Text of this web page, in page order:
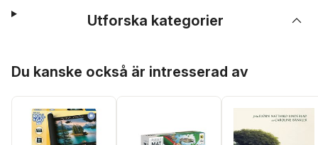
Utforska kategorier
Du kanske också är intresserad av